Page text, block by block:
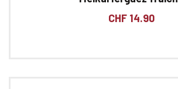
CHF14.90